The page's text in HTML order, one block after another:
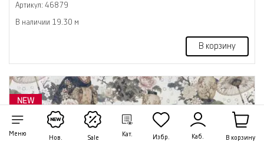
Меню
Нов. Sale
Кат. Избр. Каб. В корзину
Артикул: 46879
В наличии 19.30 м
В корзину
NEW